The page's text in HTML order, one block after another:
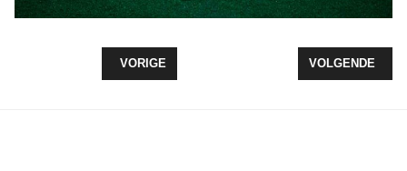
VORIG ARTIKEL: ONDERTEKENING
VORIGE VOLGENDE
VOLGENDE